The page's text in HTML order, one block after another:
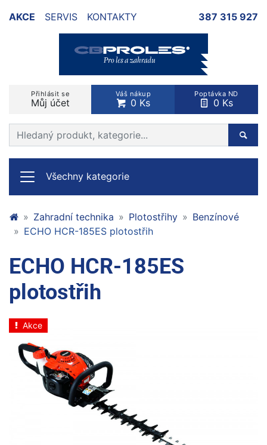
AKCE SERVIS KONTAKTY 387 315 927
Přihlásit se
Můj účet
Váš nákup
0 Ks
Poptávka ND
0 Ks
Prohledat web
Všechny kategorie
Zahradní technika Plotostřihy
Benzínové
ECHO HCR-185ES plotostřih
ECHO HCR-185ES
plotostřih
Akce